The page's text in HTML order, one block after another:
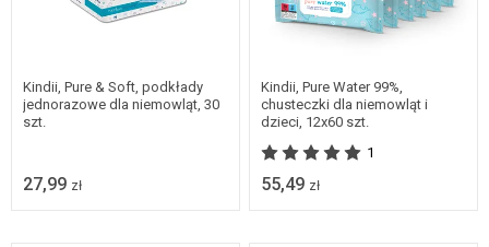
Kindii, Pure & Soft, podkłady
jednorazowe dla niemowląt, 30
szt.
27,99 zł
Kindii, Pure Water 99%,
chusteczki dla niemowląt i
dzieci, 12x60 szt.
1
55,49 zł